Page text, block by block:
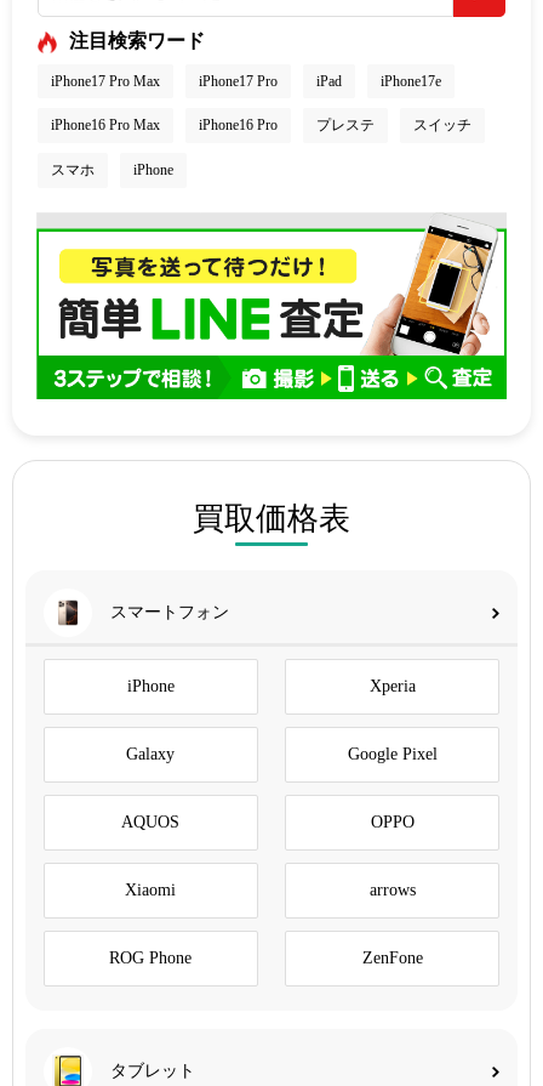
注目検索ワード
iPhone17 Pro Max iPhone17 Pro iPad iPhone17e
iPhone16 Pro Max iPhone16 Pro プレステ スイッチ
スマホ iPhone
買取価格表
スマートフォン
iPhone Xperia
Galaxy Google Pixel
AQUOS OPPO
Xiaomi arrows
ROG Phone ZenFone
タブレット